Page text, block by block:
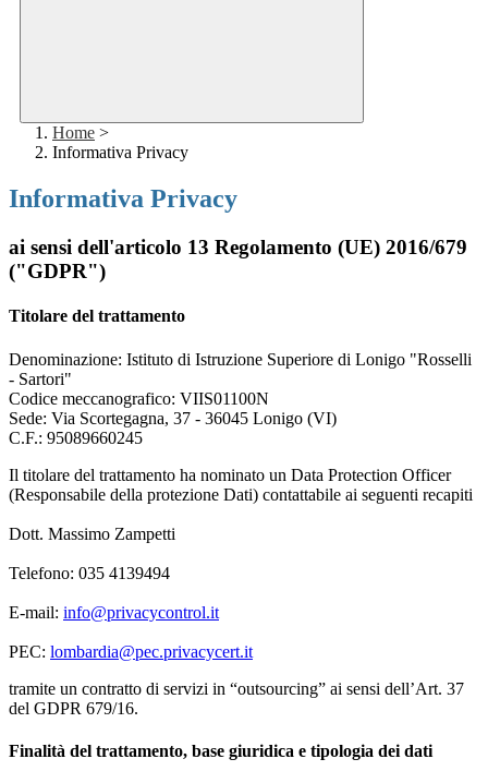
Home >
Informativa Privacy
Informativa Privacy
ai sensi dell'articolo 13 Regolamento (UE) 2016/679
("GDPR")
Titolare del trattamento
Denominazione: Istituto di Istruzione Superiore di Lonigo "Rosselli
- Sartori"
Codice meccanografico: VIIS01100N
Sede: Via Scortegagna, 37 - 36045 Lonigo (VI)
C.F.: 95089660245
Il titolare del trattamento ha nominato un Data Protection Officer
(Responsabile della protezione Dati) contattabile ai seguenti recapiti
Dott. Massimo Zampetti
Telefono: 035 4139494
E-mail: info@privacycontrol.it
PEC: lombardia@pec.privacycert.it
tramite un contratto di servizi in “outsourcing” ai sensi dell’Art. 37
del GDPR 679/16.
Finalità del trattamento, base giuridica e tipologia dei dati